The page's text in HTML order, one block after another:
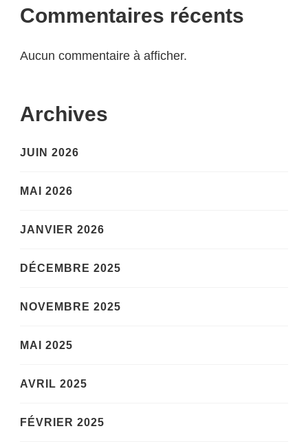
Commentaires récents
Aucun commentaire à afficher.
Archives
JUIN 2026
MAI 2026
JANVIER 2026
DÉCEMBRE 2025
NOVEMBRE 2025
MAI 2025
AVRIL 2025
FÉVRIER 2025